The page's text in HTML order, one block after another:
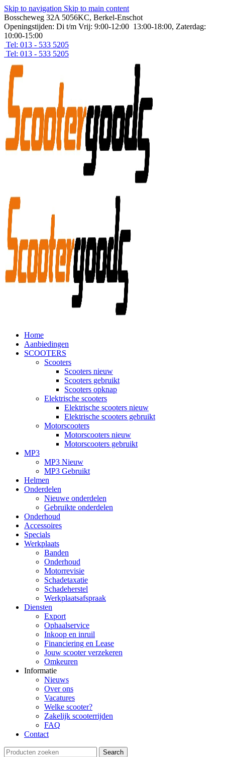
Skip to navigation Skip to main content
Bosscheweg 32A 5056KC, Berkel-Enschot
Openingstijden: Di t/m Vrij: 9:00-12:00 13:00-18:00, Zaterdag:
10:00-15:00
Tel: 013 - 533 5205
Tel: 013 - 533 5205
Home
Aanbiedingen
SCOOTERS
Scooters
Scooters nieuw
Scooters gebruikt
Scooters opknap
Elektrische scooters
Elektrische scooters nieuw
Elektrische scooters gebruikt
Motorscooters
Motorscooters nieuw
Motorscooters gebruikt
MP3
MP3 Nieuw
MP3 Gebruikt
Helmen
Onderdelen
Nieuwe onderdelen
Gebruikte onderdelen
Onderhoud
Accessoires
Specials
Werkplaats
Banden
Onderhoud
Motorrevisie
Schadetaxatie
Schadeherstel
Werkplaatsafspraak
Diensten
Export
Ophaalservice
Inkoop en inruil
Financiering en Lease
Jouw scooter verzekeren
Omkeuren
Informatie
Nieuws
Over ons
Vacatures
Welke scooter?
Zakelijk scooterrijden
FAQ
Contact
Search